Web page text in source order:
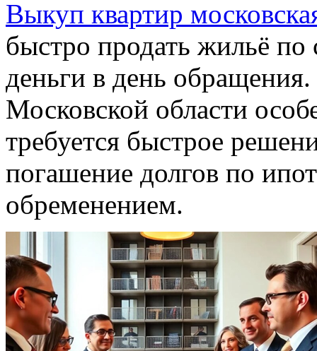
Выкуп квартир
быстро продать жильё по
деньги в день
Московской области
требуется быстрое
погашение долгов по
обременением.